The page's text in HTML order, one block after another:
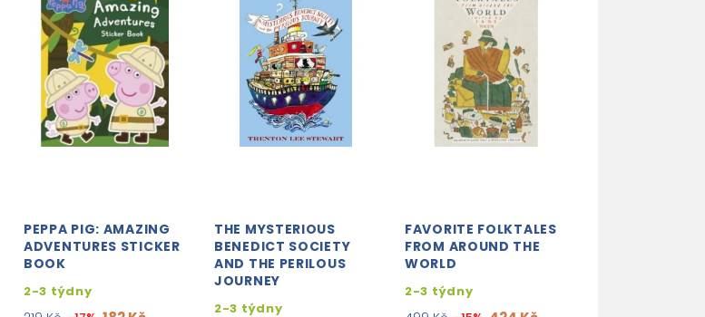
PEPPA PIG: AMAZING
ADVENTURES STICKER
BOOK
2-3 týdny
THE MYSTERIOUS
BENEDICT SOCIETY
AND THE PERILOUS
JOURNEY
2-3 týdny
FAVORITE FOLKTALES
FROM AROUND THE
WORLD
2-3 týdny